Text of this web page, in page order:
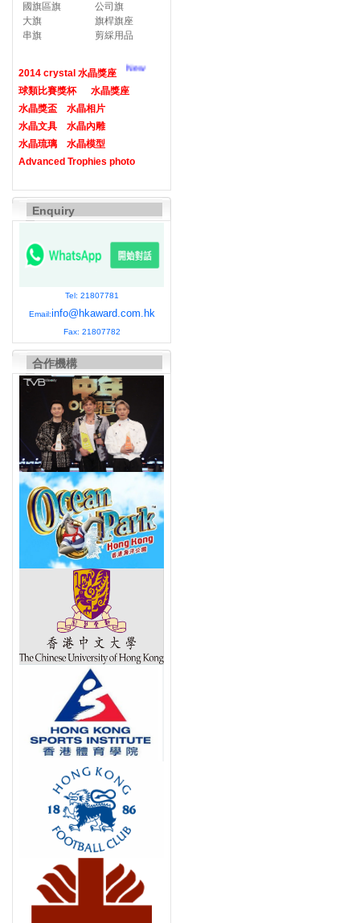
國旗區旗
公司旗
大旗
旗桿旗座
串旗
剪綵用品
2014 crystal 水晶獎座 New
球類比賽獎杯
水晶獎座
水晶獎盃
水晶相片
水晶文具
水晶內雕
水晶琉璃
水晶模型
Advanced Trophies photo
Enquiry
Tel: 21807781
Email:info@hkaward.com.hk
Fax: 21807782
合作機構